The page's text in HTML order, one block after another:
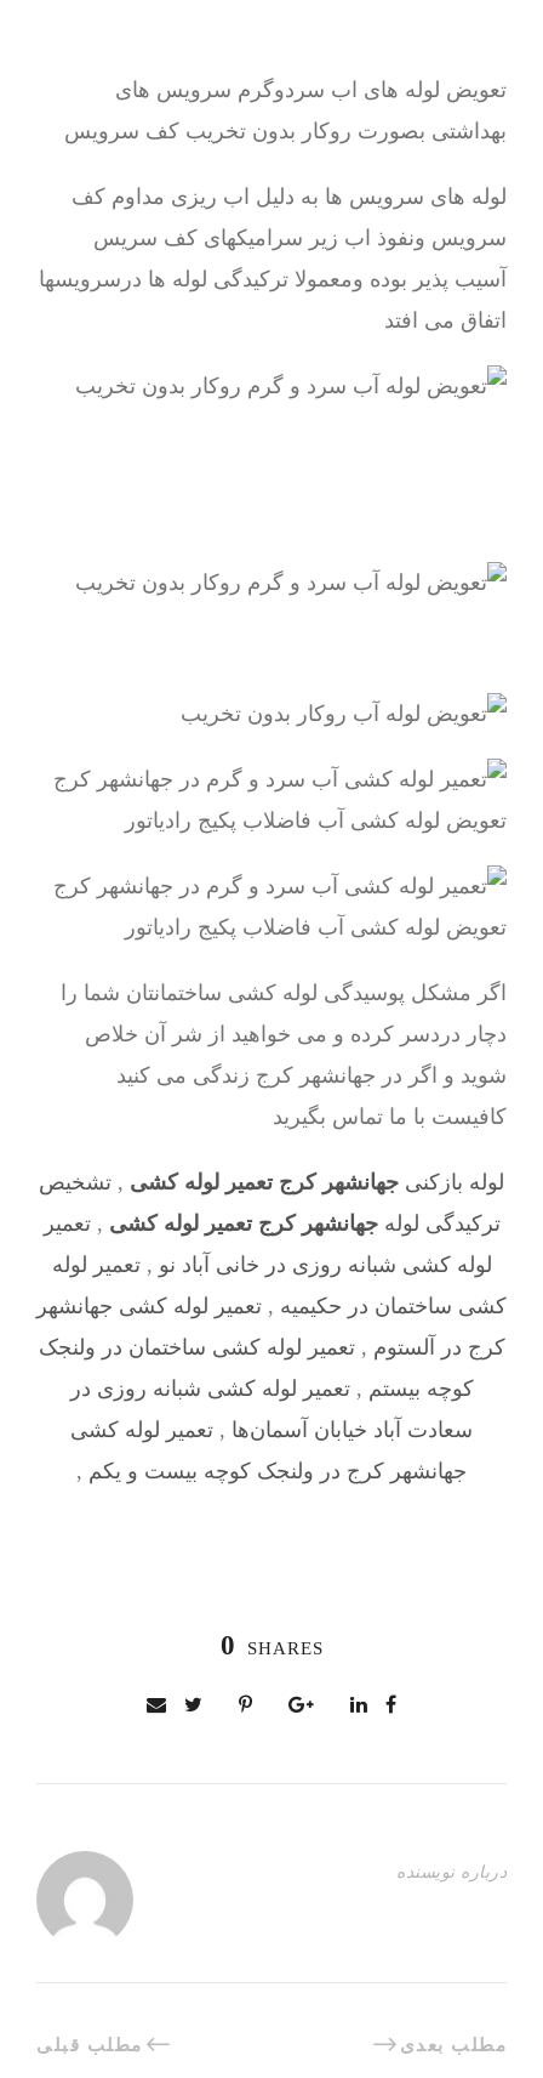
تعویض لوله های اب سردوگرم سرویس های
بهداشتی بصورت روکار بدون تخریب کف سرویس
لوله های سرویس ها به دلیل اب ریزی مداوم کف
سرویس ونفوذ اب زیر سرامیکهای کف سریس
آسیب پذیر بوده ومعمولا ترکیدگی لوله ها درسرویسها
اتفاق می افتد
اگر مشکل پوسیدگی لوله کشی ساختمانتان شما را
دچار دردسر کرده و می خواهید از شر آن خلاص
شوید و اگر در جهانشهر کرج زندگی می کنید
کافیست با ما تماس بگیرید
لوله بازکنی جهانشهر کرج تعمیر لوله کشی , تشخیص
ترکیدگی لولهجهانشهر کرج تعمیر لوله کشی ,تعمیر
لوله کشی شبانه روزی در خانی آباد نو ,تعمیر لوله
کشی ساختمان در حکیمیه , تعمیر لوله کشی جهانشهر
کرج در آلستوم ,تعمیر لوله کشی ساختمان در ولنجک
کوچه بیستم ,تعمیر لوله کشی شبانه روزی در
سعادت آباد خیابان آسمان‌ها , تعمیر لوله کشی
جهانشهر کرج در ولنجک کوچه بیست و یکم ,
0 SHARES
درباره نویسنده
مطلب قبلی مطلب بعدی